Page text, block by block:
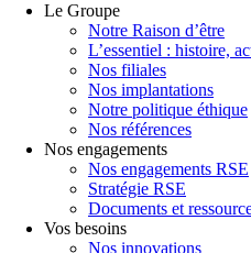
Le Groupe
Notre Raison d’être
L’essentiel : histoire,
Nos filiales
Nos implantations
Notre politique éthique
Nos références
Nos engagements
Nos engagements RSE
Stratégie RSE
Documents et
Vos besoins
Nos innovations